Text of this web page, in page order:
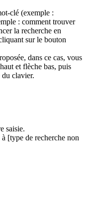
clé (exemple :
: comment trouver
la recherche en
sur le bouton
dans ce cas, vous
et flèche bas, puis
clavier.
saisie.
[type de recherche non